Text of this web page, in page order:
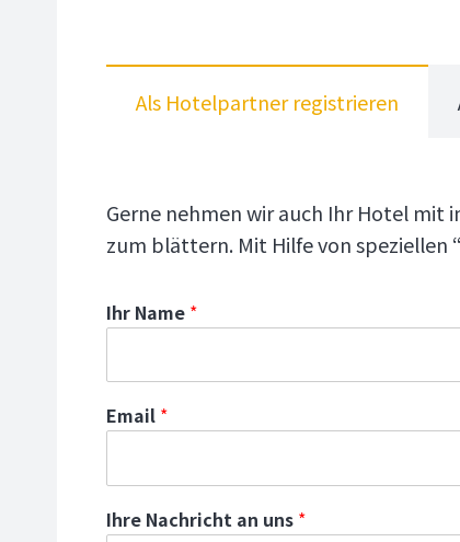
Als Hotelpartner registrieren
Gerne nehmen wir auch Ihr Hotel mit
zum blättern. Mit Hilfe von speziellen
Ihr Name *
Email *
Ihre Nachricht an uns *